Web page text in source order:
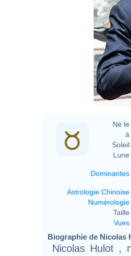
Né le
à
Soleil
Lune
Dominantes
Astrologie Chinoise
Numérologie
Taille
Vues
Biographie de Nicolas
Nicolas Hulot ,